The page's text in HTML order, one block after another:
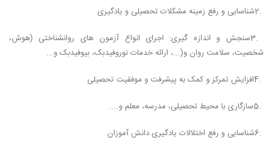
2.شناسایی و رفع زمینه مشکلات تحصیلی و یادگیری
3.سنجش و اندازه گیری: اجرای انواع آزمون های روانشناختی (هوش،
شخصیت، سلامت روان و...)، ارائه خدمات نوروفیدبک، بیوفیدبک و...
4.افزایش تمرکز و کمک به پیشرفت و موفقیت تحصیلی
5.سازگاری با محیط تحصیلی، مدرسه، معلم و....
6.شناسایی و رفع اختلالات یادگیری دانش آموزان